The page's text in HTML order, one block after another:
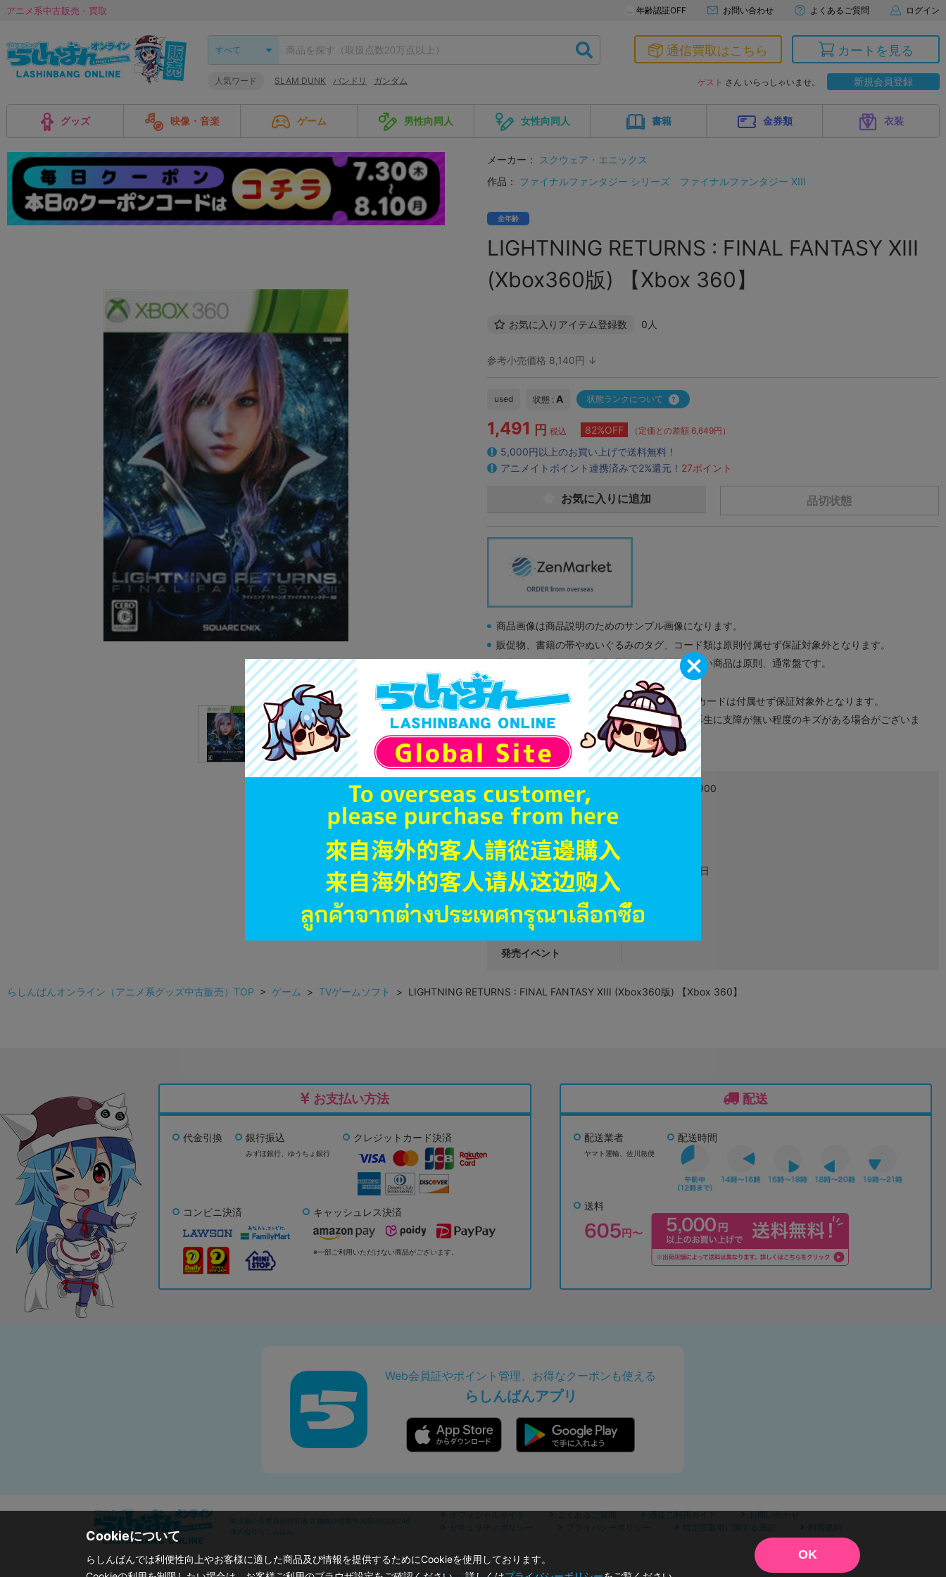
アニメ系中古販売・買取 年齢認証OFF お問い合わせ よくあるご質問 ログイン
人気ワード SLAM DUNK バンドリ ガンダム
通信買取はこちら カートを見る
ゲスト さん いらっしゃいませ。 新規会員登録
グッズ 映像・音楽 ゲーム 男性向同人 女性向同人 書籍 金券類 衣装
メーカー：
スクウェア・エニックス
作品：
ファイナルファンタジー シリーズ ファイナルファンタジー XIII
全年齢
LIGHTNING RETURNS : FINAL FANTASY XIII
(Xbox360版) 【Xbox 360】
お気に入りアイテム登録数 0人
参考小売価格 8,140円 ↓
used 状態 : A 状態ランクについて
1,491 円 税込 82%OFF （定価との差額 6,649円）
5,000円以上のお買い上げで送料無料！
アニメイトポイント連携済みで2%還元！ 27ポイント
品切状態
お気に入りに追加
商品画像は商品説明のためのサンプル画像になります。
販促物、書籍の帯やぬいぐるみのタグ、コード類は原則付属せず保証対象外となります。
商品名や備考欄に特別な記載が無い限り取り扱い商品は原則、通常盤です。
「電池」は原則として保証対象外となります。
ゲーム機本体には、SDカードなどのメモリーカードは付属せず保証対象外となります。
ディスク類の読み取り面のキズに関しまして再生に支障が無い程度のキズがある場合がございま
す。
※詳細につきましてはコチラ
JANコード 4988601007900
商品番号
商品カテゴリ
発売日 2013年11月21日
ハード
型番 JES1-00316
発売イベント
らしんばんオンライン（アニメ系グッズ中古販売）TOP > ゲーム > TVゲームソフト > LIGHTNING RETURNS : FINAL FANTASY XIII (Xbox360版) 【Xbox 360】
お支払い方法
代金引換 銀行振込
みずほ銀行、 ゆうちょ銀行
クレジットカード決済
コンビニ決済 キャッシュレス決済
※一部ご利用いただけない商品がございます。
配送
配送業者
ヤマト運輸、佐川急便
配送時間
送料
Web会員証やポイント管理、お得なクーポンも使える
らしんばんアプリ
東京都公安委員会許可済 古物商許可番号305500206246
株式会社らしんばん
オフィシャルサイト よくあるご質問 通販ご利用ガイド
お問い合わせ
セキュリティポリシー
プライバシーポリシー 特定商取引に関する表記 利用規約
Cookieについて
らしんばんでは利便性向上やお客様に適した商品及び情報を提供するためにCookieを使用しております。
OK